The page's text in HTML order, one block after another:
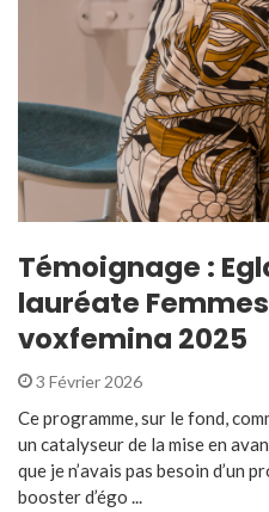
Témoignage :
lauréate Femmes
voxfemina 2025
3 Février 2026
Ce programme, sur le fond,
un catalyseur de la mise en
que je n’avais pas besoin d’un
booster d’égo ...